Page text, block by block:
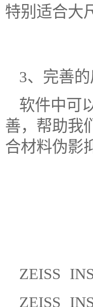
特别适合大
3、完善
软件中可
善，帮助我
合材料伪影
ZEISS
ZEISS